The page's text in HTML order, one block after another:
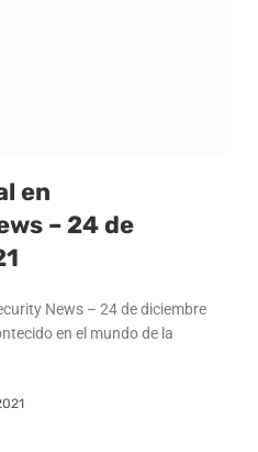
en
– 24 de
News – 24 de diciembre
en el mundo de la